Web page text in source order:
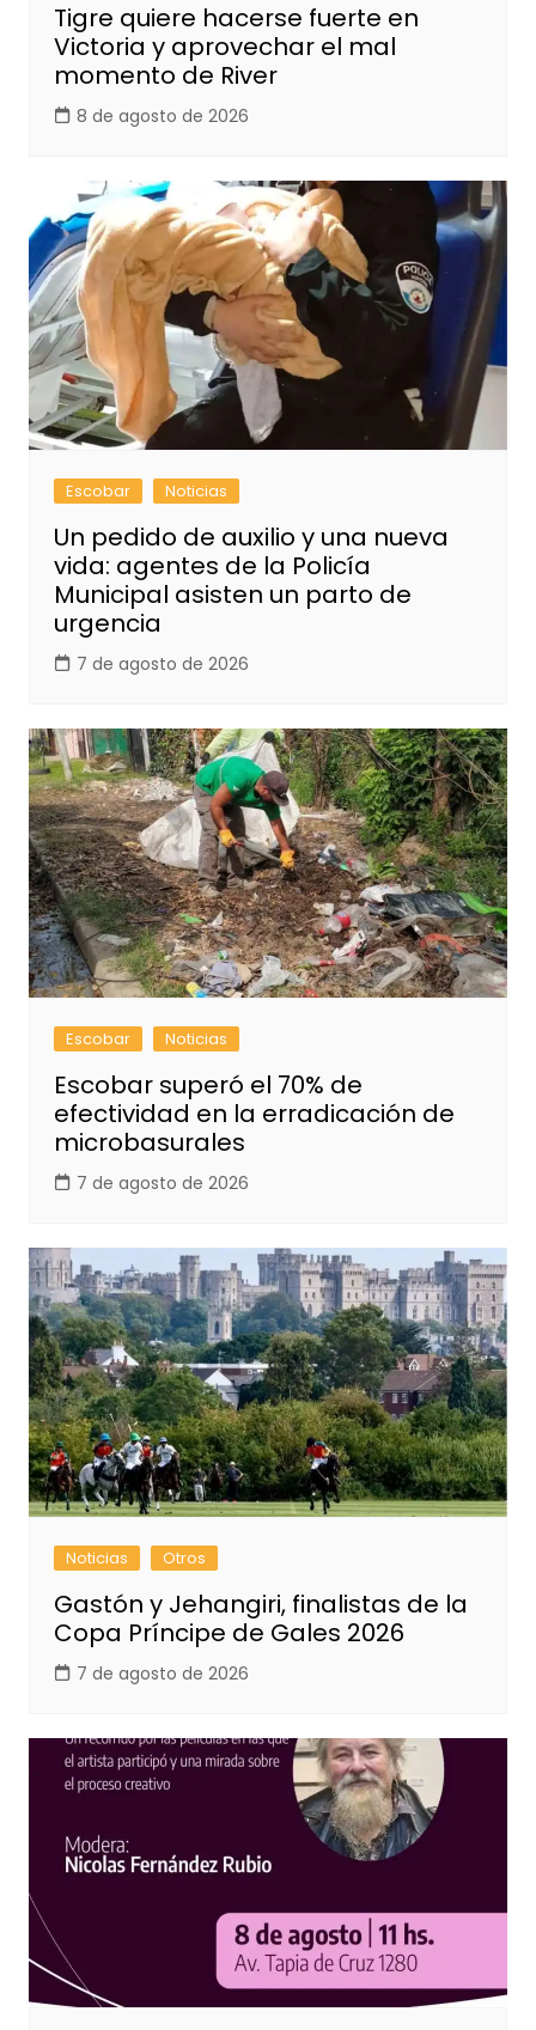
Tigre quiere hacerse fuerte en
Victoria y aprovechar el mal
momento de River
8 de agosto de 2026
Escobar Noticias
Un pedido de auxilio y una nueva
vida: agentes de la Policía
Municipal asisten un parto de
urgencia
7 de agosto de 2026
Escobar Noticias
Escobar superó el 70% de
efectividad en la erradicación de
microbasurales
7 de agosto de 2026
Noticias Otros
Gastón y Jehangiri, finalistas de la
Copa Príncipe de Gales 2026
7 de agosto de 2026